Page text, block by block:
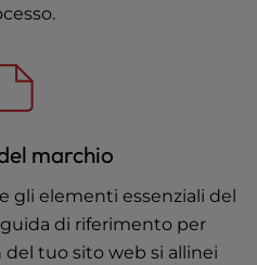
marchio
gli elementi essenziali del
di riferimento per
tuo sito web si allinei